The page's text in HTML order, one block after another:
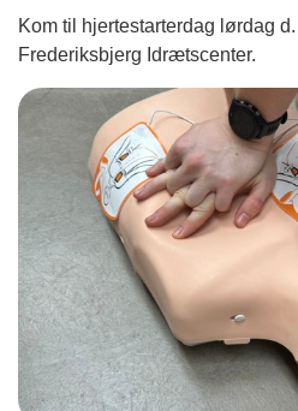
Kom til hjertestarterdag lørdag
Frederiksbjerg Idrætscenter.